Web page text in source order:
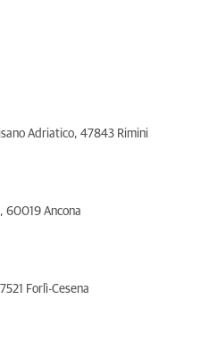
Adriatico, 47843 Rimini
60019 Ancona
Forlì-Cesena